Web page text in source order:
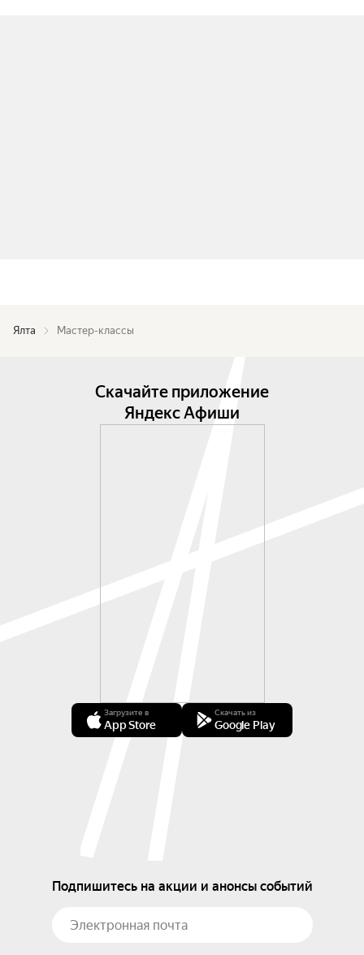
Ялта Мастер-классы
Скачайте приложение
Яндекс Афиши
Загрузите в
App Store
Скачать из
Google Play
Подпишитесь на акции и анонсы событий